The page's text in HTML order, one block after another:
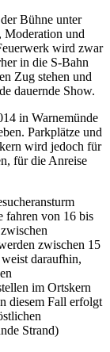
Bühne unter
und
wird zwar
in die S-Bahn
Zug stehen und
dauernde Show.
in Warnemünde
Parkplätze und
wird jedoch für
für die Anreise
fahren von 16 bis
zwischen 15
daraufhin,
im Ortskern
diesem Fall erfolgt
Strand)